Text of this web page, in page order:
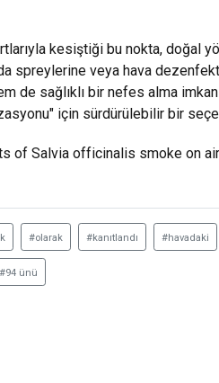
kesiştiği bu nokta, doğal
spreylerine veya hava
de sağlıklı bir nefes alma
için sürdürülebilir bir
of Salvia officinalis smoke on
#olarak #kanıtlandı #havadaki
#94 ünü